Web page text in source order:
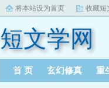
将本站设为首页 收藏短
短文学网
首 页 玄幻修真 重